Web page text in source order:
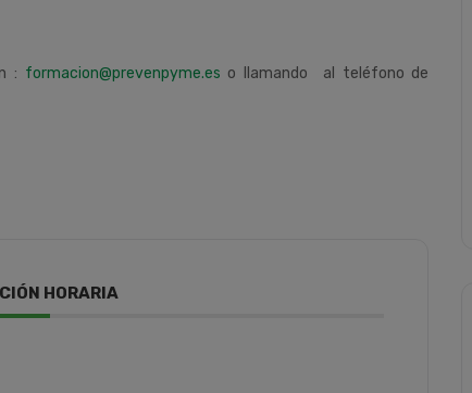
: formacion@prevenpyme.es o llamando al teléfono de
HORARIA